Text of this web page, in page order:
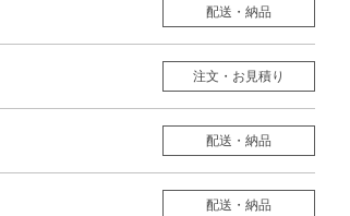
配送・納品
注文・お見積り
配送・納品
配送・納品